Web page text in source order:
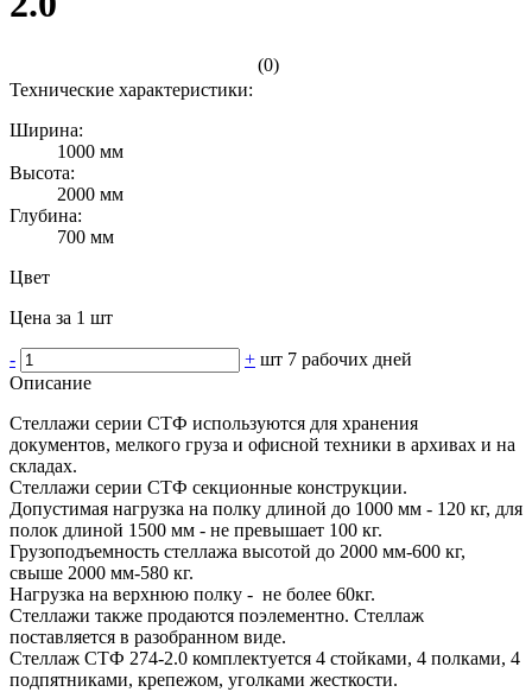
(0)
Технические характеристики:
Ширина:
1000 мм
Высота:
2000 мм
Глубина:
700 мм
Цвет
Цена за 1 шт
- + шт 7 рабочих дней
Описание
Стеллажи серии СТФ используются для хранения
документов, мелкого груза и офисной техники в архивах и на
складах.
Стеллажи серии СТФ секционные конструкции.
Допустимая нагрузка на полку длиной до 1000 мм - 120 кг, для
полок длиной 1500 мм - не превышает 100 кг.
Грузоподъемность стеллажа высотой до 2000 мм-600 кг,
свыше 2000 мм-580 кг.
Нагрузка на верхнюю полку - не более 60кг.
Стеллажи также продаются поэлементно. Стеллаж
поставляется в разобранном виде.
Стеллаж СТФ 274-2.0 комплектуется 4 стойками, 4 полками, 4
подпятниками, крепежом, уголками жесткости.